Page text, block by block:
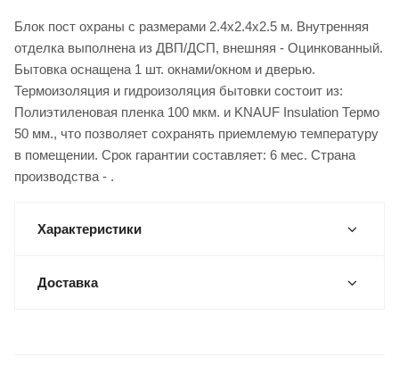
Блок пост охраны с размерами 2.4x2.4x2.5 м. Внутренняя
отделка выполнена из ДВП/ДСП, внешняя - Оцинкованный.
Бытовка оснащена 1 шт. окнами/окном и дверью.
Термоизоляция и гидроизоляция бытовки состоит из:
Полиэтиленовая пленка 100 мкм. и KNAUF Insulation Термо
50 мм., что позволяет сохранять приемлемую температуру
в помещении. Срок гарантии составляет: 6 мес. Страна
производства - .
Характеристики
Доставка